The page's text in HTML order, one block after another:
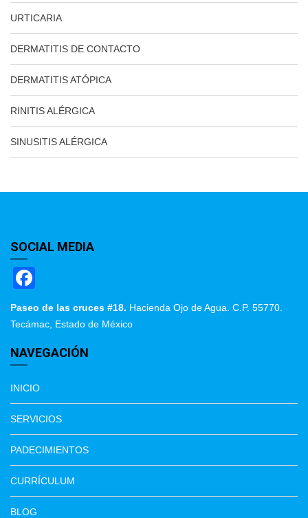
URTICARIA
DERMATITIS DE CONTACTO
DERMATITIS ATÓPICA
RINITIS ALÉRGICA
SINUSITIS ALÉRGICA
SOCIAL MEDIA
a
c
e
o
o
k
Paseo de las cruces #18. Hacienda Ojo de Agua. C.P. 55770.
Tecámac, Estado de México
NAVEGACIÓN
INICIO
SERVICIOS
PADECIMIENTOS
CURRÍCULUM
BLOG